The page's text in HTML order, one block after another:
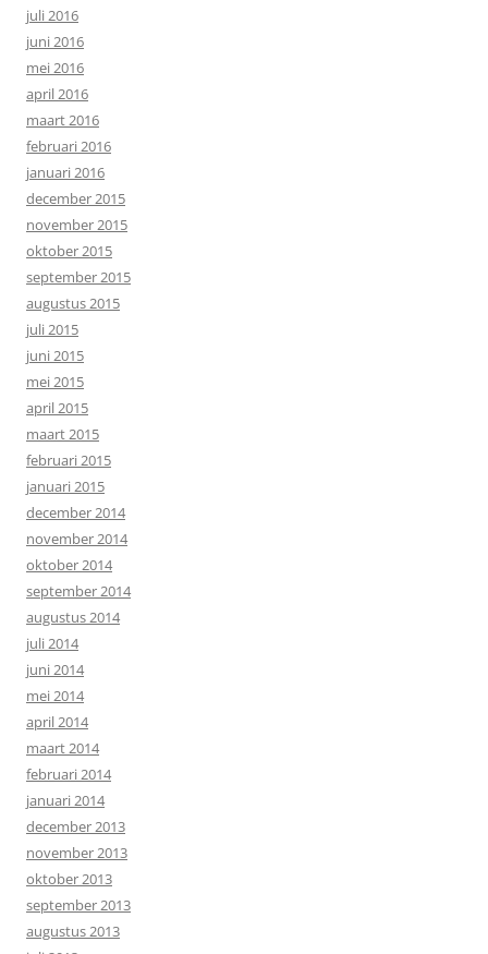
juli 2016
juni 2016
mei 2016
april 2016
maart 2016
februari 2016
januari 2016
december 2015
november 2015
oktober 2015
september 2015
augustus 2015
juli 2015
juni 2015
mei 2015
april 2015
maart 2015
februari 2015
januari 2015
december 2014
november 2014
oktober 2014
september 2014
augustus 2014
juli 2014
juni 2014
mei 2014
april 2014
maart 2014
februari 2014
januari 2014
december 2013
november 2013
oktober 2013
september 2013
augustus 2013